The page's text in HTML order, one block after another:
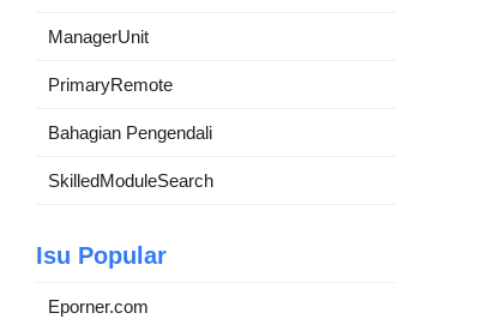
ManagerUnit
PrimaryRemote
Bahagian Pengendali
SkilledModuleSearch
Isu Popular
Eporner.com